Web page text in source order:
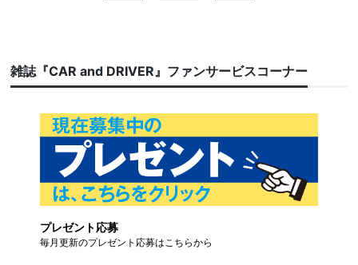
雑誌『CAR and DRIVER』ファンサービスコーナー
プレゼント応募
毎月更新のプレゼント応募はこちらから